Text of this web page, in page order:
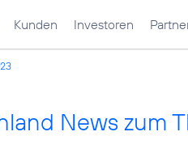
Kunden Investoren
News zum